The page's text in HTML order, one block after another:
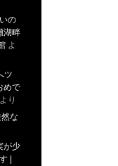
の
湖畔
よ
ツ
めで
より
な
が少
|